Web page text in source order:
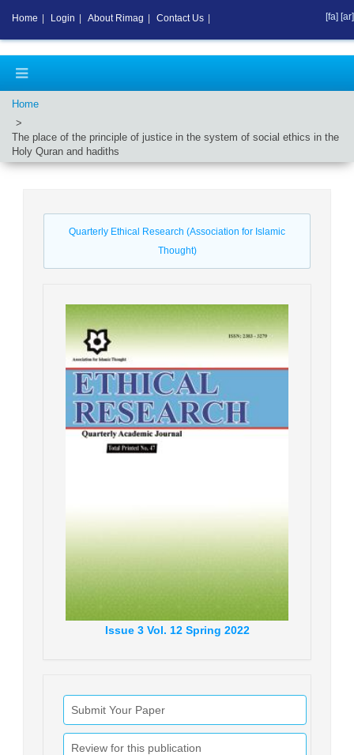
Home
The place of the principle of justice in the system of social ethics in the
Holy Quran and hadiths
Quarterly Ethical Research (Association for Islamic
Thought)
Issue3 Vol. 12 Spring 2022
Submit Your Paper
Review for this publication
Home Login About Rimag Contact Us [fa] [ar]